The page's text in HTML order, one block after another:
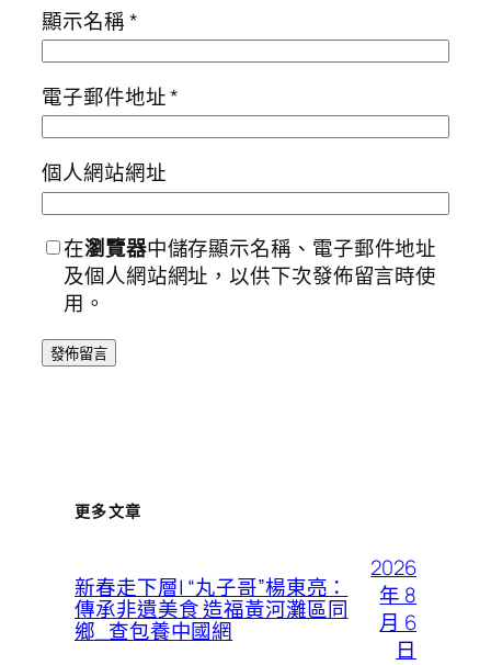
顯示名稱*
電子郵件地址*
個人網站網址
在瀏覽器中儲存顯示名稱、電子郵件地址
及個人網站網址，以供下次發佈留言時使
用。
更多文章
新春走下層| “丸子哥”楊東亮：
傳承非遺美食 造福黃河灘區同
鄉_查包養中國網
2026
年 8
月 6
日